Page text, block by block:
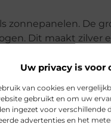
Uw privacy is voor
van cookies en
gebruikt en om uw
ingezet voor verschillende
advertenties en het
zonnepanelen. De
Dit maakt
onzekerheid en
behoudt, wat het